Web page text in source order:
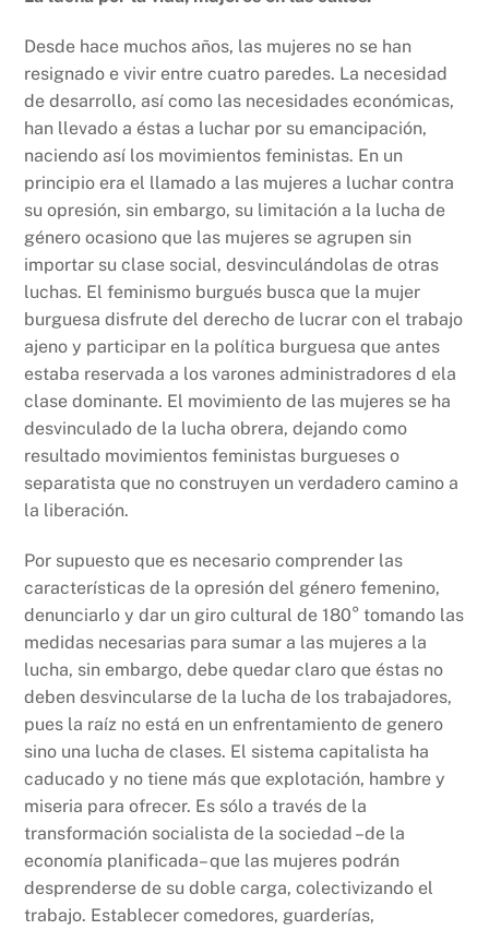
Desde hace muchos años, las mujeres no se han
resignado e vivir entre cuatro paredes. La necesidad
de desarrollo, así como las necesidades económicas,
han llevado a éstas a luchar por su emancipación,
naciendo así los movimientos feministas. En un
principio era el llamado a las mujeres a luchar contra
su opresión, sin embargo, su limitación a la lucha de
género ocasiono que las mujeres se agrupen sin
importar su clase social, desvinculándolas de otras
luchas. El feminismo burgués busca que la mujer
burguesa disfrute del derecho de lucrar con el trabajo
ajeno y participar en la política burguesa que antes
estaba reservada a los varones administradores d ela
clase dominante. El movimiento de las mujeres se ha
desvinculado de la lucha obrera, dejando como
resultado movimientos feministas burgueses o
separatista que no construyen un verdadero camino a
la liberación.
Por supuesto que es necesario comprender las
características de la opresión del género femenino,
denunciarlo y dar un giro cultural de 180° tomando las
medidas necesarias para sumar a las mujeres a la
lucha, sin embargo, debe quedar claro que éstas no
deben desvincularse de la lucha de los trabajadores,
pues la raíz no está en un enfrentamiento de genero
sino una lucha de clases. El sistema capitalista ha
caducado y no tiene más que explotación, hambre y
miseria para ofrecer. Es sólo a través de la
transformación socialista de la sociedad –de la
economía planificada– que las mujeres podrán
desprenderse de su doble carga, colectivizando el
trabajo. Establecer comedores, guarderías,